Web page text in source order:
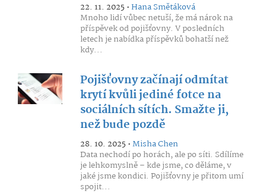
22. 11. 2025 •Hana Smětáková
Mnoho lidí vůbec netuší, že má nárok na
příspěvek od pojišťovny. V posledních
letech je nabídka příspěvků bohatší než
kdy...
Pojišťovny začínají odmítat
krytí kvůli jediné fotce na
sociálních sítích. Smažte ji,
než bude pozdě
28. 10. 2025 •Misha Chen
Data nechodí po horách, ale po síti. Sdílíme
je lehkomyslně – kde jsme, co děláme, v
jaké jsme kondici. Pojišťovny je přitom umí
spojit...